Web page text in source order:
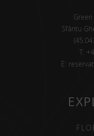
Sfântu
T:
E: